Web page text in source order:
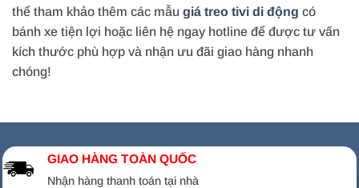
thể tham khảo thêm các mẫu giá treo tivi di động có
bánh xe tiện lợi hoặc liên hệ ngay hotline để được tư vấn
kích thước phù hợp và nhận ưu đãi giao hàng nhanh
chóng!
GIAO HÀNG TOÀN QUỐC
Nhận hàng thanh toán tại nhà